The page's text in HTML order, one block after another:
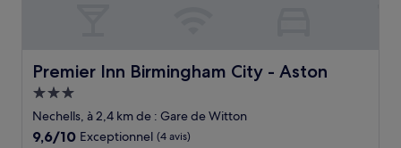
Premier Inn Birmingham City - Aston
Premier Inn Birmingham City - Aston
Hébergement
3.0 étoiles
Nechells, à 2,4 km de : Gare de Witton
9.6
9,6/10 Exceptionnel (4 avis)